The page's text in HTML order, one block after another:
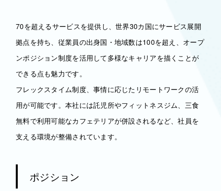
70を超えるサービスを提供し、世界30カ国にサービス展開
拠点を持ち、従業員の出身国・地域数は100を超え、オープ
ンポジション制度を活用して多様なキャリアを描くことが
できる点も魅力です。
フレックスタイム制度、事情に応じたリモートワークの活
用が可能です。本社には託児所やフィットネスジム、三食
無料で利用可能なカフェテリアが併設されるなど、社員を
支える環境が整備されています。
ポジション